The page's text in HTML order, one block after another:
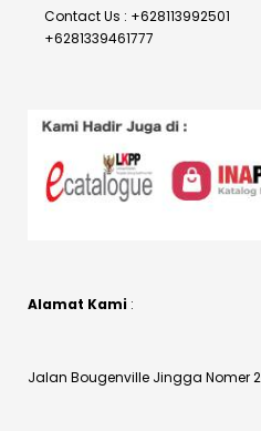
Contact Us : +628113992501
+6281339461777
Alamat Kami :
Jalan Bougenville Jingga Nomer